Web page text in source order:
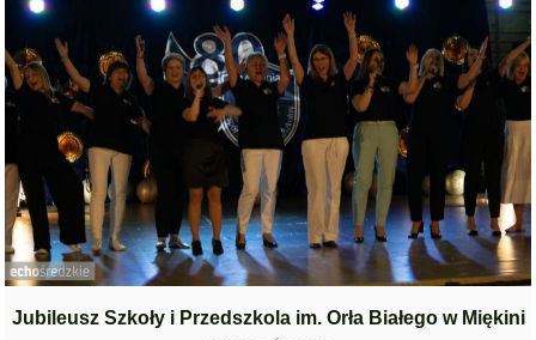
Jubileusz Szkoły i Przedszkola im. Orła Białego w Miękini